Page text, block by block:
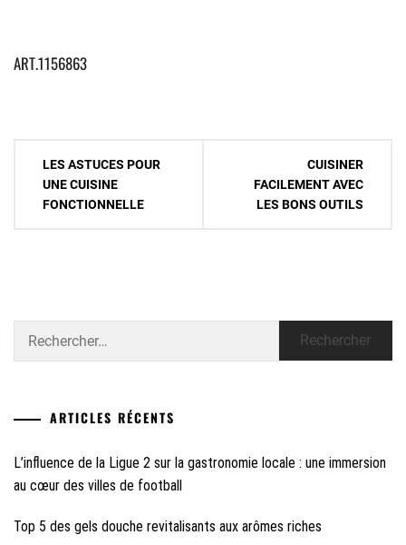
ART.1156863
Navigation
l’article
LES ASTUCES POUR
UNE CUISINE
FONCTIONNELLE
CUISINER
FACILEMENT AVEC
LES BONS OUTILS
ARTICLES RÉCENTS
L’influence de la Ligue 2 sur la gastronomie locale : une immersion
au cœur des villes de football
Top 5 des gels douche revitalisants aux arômes riches